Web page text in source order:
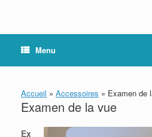
Menu
Accueil » Accessoires » Examen de
Examen de la vue
Ex